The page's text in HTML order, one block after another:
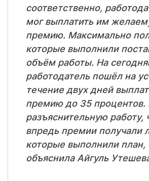
соответственно,
мог выплатить им
премию. Максимально
которые выполнили
объём работы. На
работодатель пошёл на
течение двух дней
премию до 35
разъяснительную работу,
впредь премии получали
которые выполнили план,
объяснила Айгуль